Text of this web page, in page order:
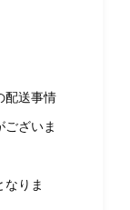
配送事情
ざいま
りま